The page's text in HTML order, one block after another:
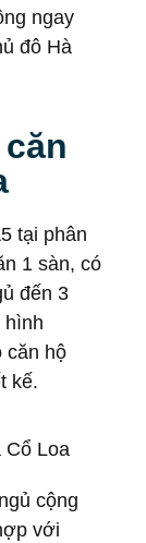
ngay
đô Hà
tại phân
1 sàn, có
đến 3
hình
căn hộ
kế.
cộng
với